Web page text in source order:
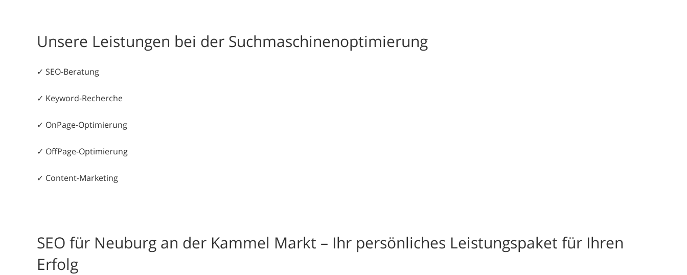
Unsere Leistungen bei der Suchmaschinenoptimierung
✓ SEO-Beratung
✓ Keyword-Recherche
✓ OnPage-Optimierung
✓ OffPage-Optimierung
✓ Content-Marketing
SEO für Neuburg an der Kammel Markt – Ihr persönliches Leistungspaket für Ihren
Erfolg